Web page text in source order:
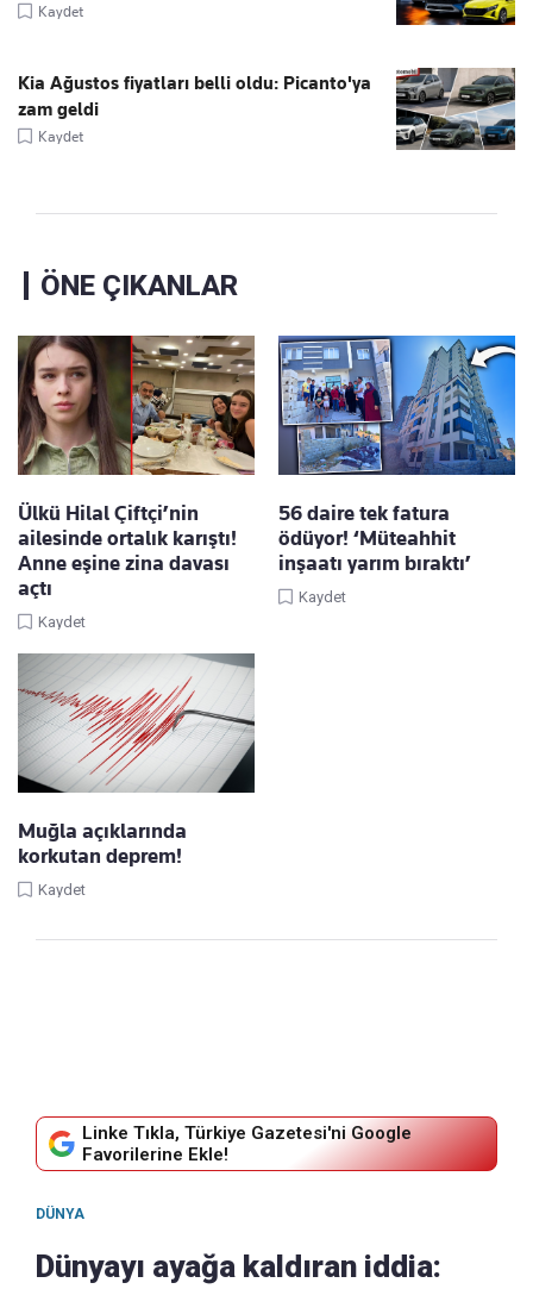
Kaydet
Kia Ağustos fiyatları belli oldu: Picanto'ya
zam geldi
Kaydet
ÖNE ÇIKANLAR
Ülkü Hilal Çiftçi’nin
ailesinde ortalık karıştı!
Anne eşine zina davası
açtı
Kaydet
56 daire tek fatura
ödüyor! ‘Müteahhit
inşaatı yarım bıraktı’
Kaydet
Muğla açıklarında
korkutan deprem!
Kaydet
Linke Tıkla, Türkiye Gazetesi'ni Google
Favorilerine Ekle!
DÜNYA
Dünyayı ayağa kaldıran iddia: